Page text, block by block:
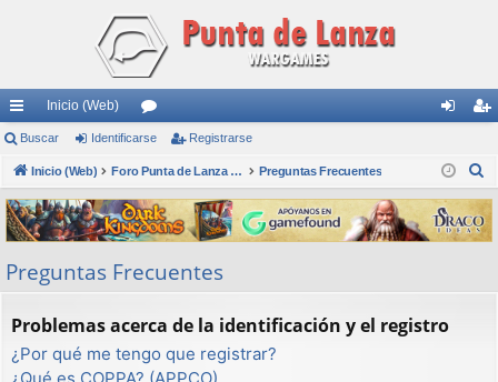
nl
ac
es
rá
pi
Inicio (Web)
or
os nti
fic
ar
ist
ra
rs
Buscar Identificarse Registrarse
Inicio (Web) Foro Punta de Lanza Wargames Preguntas Frecuentes
s
c
r
Preguntas Frecuentes
Problemas acerca de la identificación y el registro
¿Por qué me tengo que registrar?